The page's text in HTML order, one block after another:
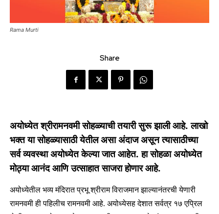
Rama Murti
Share
अयोध्येत श्रीरामनवमी सोहळ्याची तयारी सुरू झाली आहे. लाखो
भक्त या सोहळ्यासाठी येतील असा अंदाज असून त्यासाठीच्या
सर्व व्यवस्था अयोध्येत केल्या जात आहेत. हा सोहळा अयोध्येत
मोठ्या आनंद आणि उत्साहात साजरा होणार आहे.
अयोध्येतील भव्य मंदिरात प्रभू श्रीराम विराजमान झाल्यानंतरची येणारी
रामनवमी ही पहिलीच रामनवमी आहे. अयोध्येसह देशात सर्वत्र १७ एप्रिल